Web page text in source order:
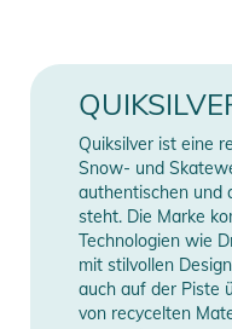
- Stoff: Jersey aus Bio-
- Waschung:
- Hals:
- Ärmel: kurzärmlig
- Taschen: Brusttasche
- Logo: Flaggenlabel an
- Rippstrick am Kragen
- 100% Bio-Baumwolle
Material
Manufacturer
Information
Quiksilver ist eine
Snow- und
authentischen und
steht. Die Marke
Technologien wie
mit stilvollen
auch auf der Piste
von recycelten